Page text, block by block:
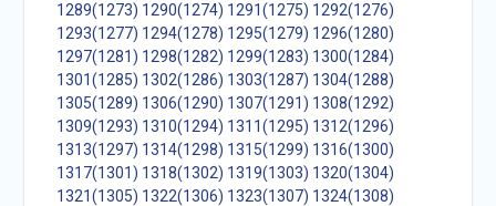
1289(1273) 1290(1274) 1291(1275) 1292(1276)
1293(1277) 1294(1278) 1295(1279) 1296(1280)
1297(1281) 1298(1282) 1299(1283) 1300(1284)
1301(1285) 1302(1286) 1303(1287) 1304(1288)
1305(1289) 1306(1290) 1307(1291) 1308(1292)
1309(1293) 1310(1294) 1311(1295) 1312(1296)
1313(1297) 1314(1298) 1315(1299) 1316(1300)
1317(1301) 1318(1302) 1319(1303) 1320(1304)
1321(1305) 1322(1306) 1323(1307) 1324(1308)